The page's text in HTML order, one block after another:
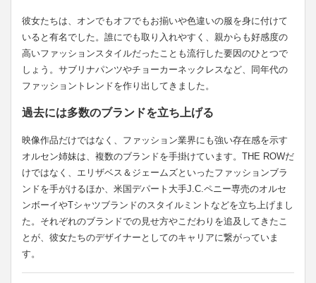
彼女たちは、オンでもオフでもお揃いや色違いの服を身に付けて
いると有名でした。誰にでも取り入れやすく、親からも好感度の
高いファッションスタイルだったことも流行した要因のひとつで
しょう。サブリナパンツやチョーカーネックレスなど、同年代の
ファッショントレンドを作り出してきました。
過去には多数のブランドを立ち上げる
映像作品だけではなく、ファッション業界にも強い存在感を示す
オルセン姉妹は、複数のブランドを手掛けています。THE ROWだ
けではなく、エリザベス＆ジェームズといったファッションブラ
ンドを手がけるほか、米国デパート大手J.C.ペニー専売のオルセ
ンボーイやTシャツブランドのスタイルミントなどを立ち上げまし
た。それぞれのブランドでの見せ方やこだわりを追及してきたこ
とが、彼女たちのデザイナーとしてのキャリアに繋がっていま
す。